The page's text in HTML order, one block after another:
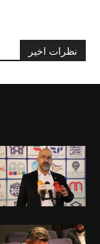
نظرات اخیر